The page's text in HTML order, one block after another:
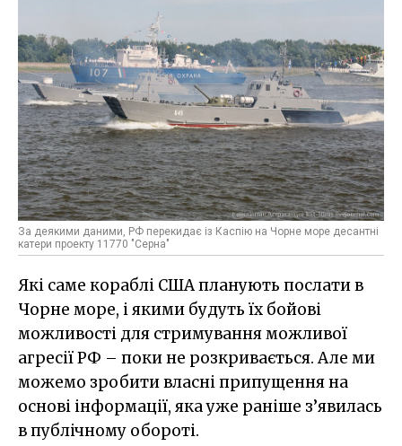
За деякими даними, РФ перекидає із Каспію на Чорне море десантні
катери проекту 11770 "Серна"
Які саме кораблі США планують послати в
Чорне море, і якими будуть їх бойові
можливості для стримування можливої
агресії РФ – поки не розкривається. Але ми
можемо зробити власні припущення на
основі інформації, яка уже раніше з’явилась
в публічному обороті.